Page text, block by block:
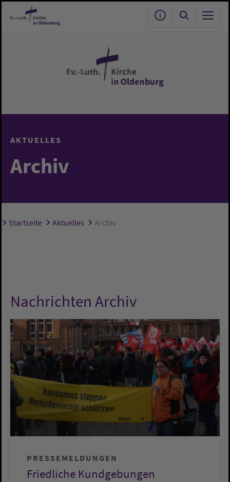
Zum Hauptinhalt springen
AKTUELLES
Archiv
Sie sind hier:
Startseite Aktuelles Archiv
Nachrichten Archiv
PRESSEMELDUNGEN
Friedliche Kundgebungen